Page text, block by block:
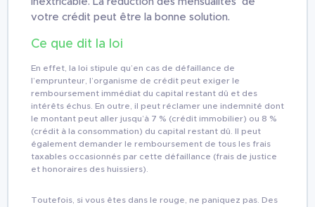
votre crédit peut être la bonne solution.
Ce que dit la loi
En effet, la loi stipule qu’en cas de défaillance de
l’emprunteur, l’organisme de crédit peut exiger le
remboursement immédiat du capital restant dû et des
intérêts échus. En outre, il peut réclamer une indemnité dont
le montant peut aller jusqu’à 7 % (crédit immobilier) ou 8 %
(crédit à la consommation) du capital restant dû. Il peut
également demander le remboursement de tous les frais
taxables occasionnés par cette défaillance (frais de justice
et honoraires des huissiers).
Toutefois, si vous êtes dans le rouge, ne paniquez pas. Des